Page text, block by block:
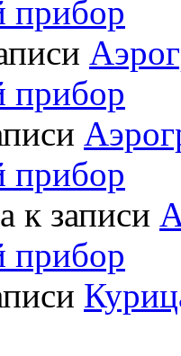
прибор
прибор
прибор
к записи
прибор